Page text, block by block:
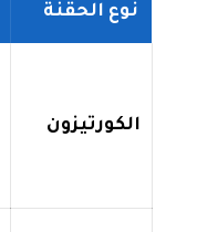
نوع الحقنة
الكورتيزون